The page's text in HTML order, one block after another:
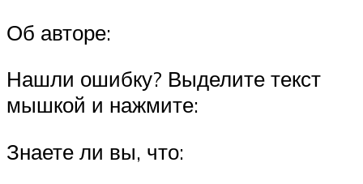
Об авторе:
Нашли ошибку? Выделите текст
мышкой и нажмите:
Знаете ли вы, что: